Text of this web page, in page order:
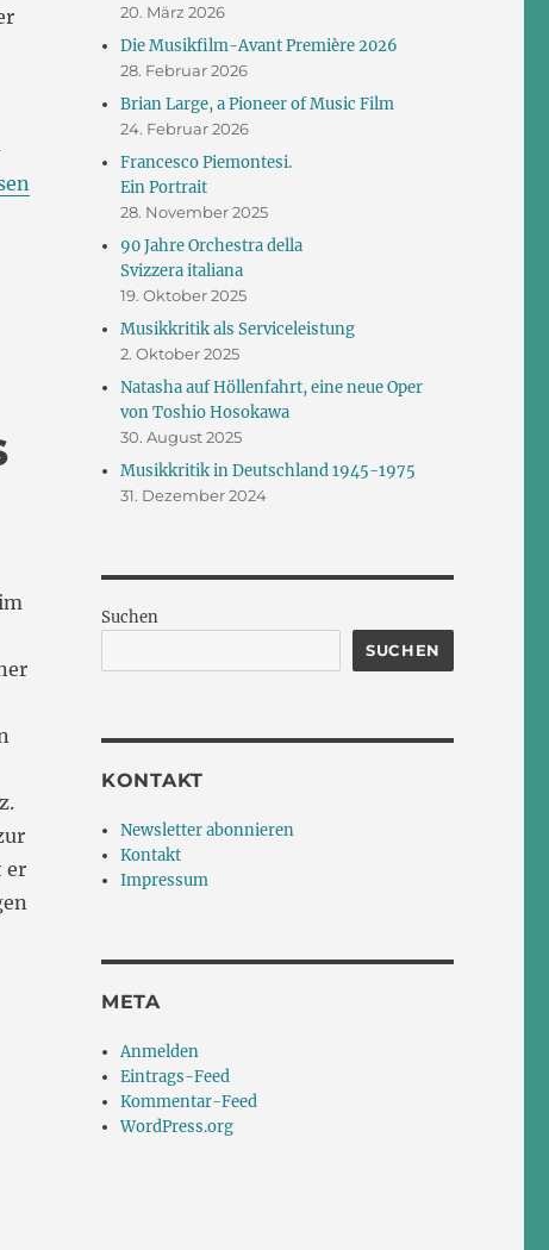
Hans Zender“
er
an Hans Zender“
20. März 2026
Die Musikfilm-Avant Première 2026
28. Februar 2026
Brian Large, a Pioneer of Music Film
24. Februar 2026
Francesco Piemontesi.
Ein Portrait
28. November 2025
90 Jahre Orchestra della
Svizzera italiana
19. Oktober 2025
Musikkritik als Serviceleistung
2. Oktober 2025
Natasha auf Höllenfahrt, eine neue Oper
von Toshio Hosokawa
30. August 2025
Musikkritik in Deutschland 1945-1975
31. Dezember 2024
Suchen
SUCHEN
KONTAKT
Newsletter abonnieren
Kontakt
Impressum
META
Anmelden
Eintrags-Feed
Kommentar-Feed
WordPress.org